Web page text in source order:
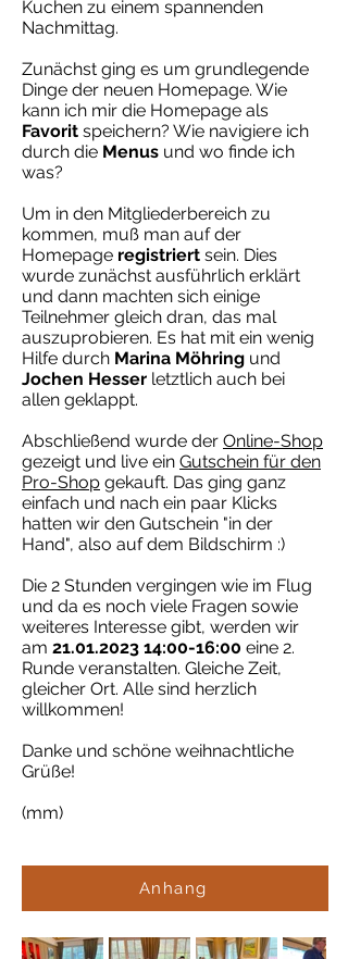
Kuchen zu einem spannenden
Nachmittag.
Zunächst ging es um grundlegende
Dinge der neuen Homepage. Wie
kann ich mir die Homepage als
Favorit speichern? Wie navigiere ich
durch die Menus und wo finde ich
was?
Um in den Mitgliederbereich zu
kommen, muß man auf der
Homepage registriert sein. Dies
wurde zunächst ausführlich erklärt
und dann machten sich einige
Teilnehmer gleich dran, das mal
auszuprobieren. Es hat mit ein wenig
Hilfe durch Marina Möhring und
Jochen Hesser letztlich auch bei
allen geklappt.
Abschließend wurde der Online-Shop
gezeigt und live ein Gutschein für den
Pro-Shop gekauft. Das ging ganz
einfach und nach ein paar Klicks
hatten wir den Gutschein "in der
Hand", also auf dem Bildschirm :)
Die 2 Stunden vergingen wie im Flug
und da es noch viele Fragen sowie
weiteres Interesse gibt, werden wir
am 21.01.2023 14:00-16:00 eine 2.
Runde veranstalten. Gleiche Zeit,
gleicher Ort. Alle sind herzlich
willkommen!
Danke und schöne weihnachtliche
Grüße!
(mm)
Anhang